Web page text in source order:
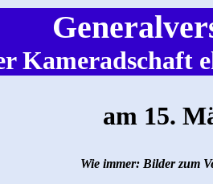
Kameradschaft
am 15.
Wie immer: Bilder zum